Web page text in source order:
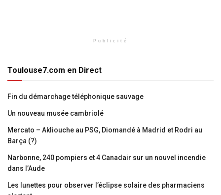
Publicité
Toulouse7.com en Direct
Fin du démarchage téléphonique sauvage
Un nouveau musée cambriolé
Mercato – Akliouche au PSG, Diomandé à Madrid et Rodri au
Barça (?)
Narbonne, 240 pompiers et 4 Canadair sur un nouvel incendie
dans l’Aude
Les lunettes pour observer l’éclipse solaire des pharmaciens